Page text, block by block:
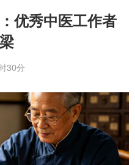
优秀中医工作者
30分